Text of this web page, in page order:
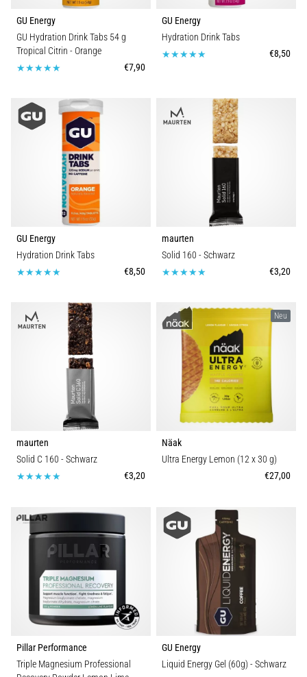
GU Energy
GU Hydration Drink Tabs 54 g
Tropical Citrin - Orange
€7,90
GU Energy
Hydration Drink Tabs
€8,50
GU Energy
Hydration Drink Tabs
€8,50
maurten
Solid 160 - Schwarz
€3,20
maurten
Solid C 160 - Schwarz
€3,20
Neu
Näak
Ultra Energy Lemon (12 x 30 g)
€27,00
Pillar Performance
Triple Magnesium Professional
GU Energy
Liquid Energy Gel (60g)- Schwarz